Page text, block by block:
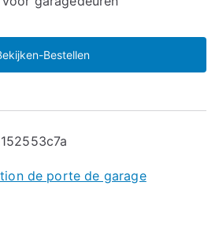
Bestellen
de porte de garage